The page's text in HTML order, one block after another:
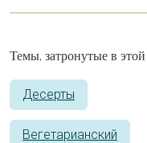
Темы, затронутые в этой
Десерты
Вегетарианский